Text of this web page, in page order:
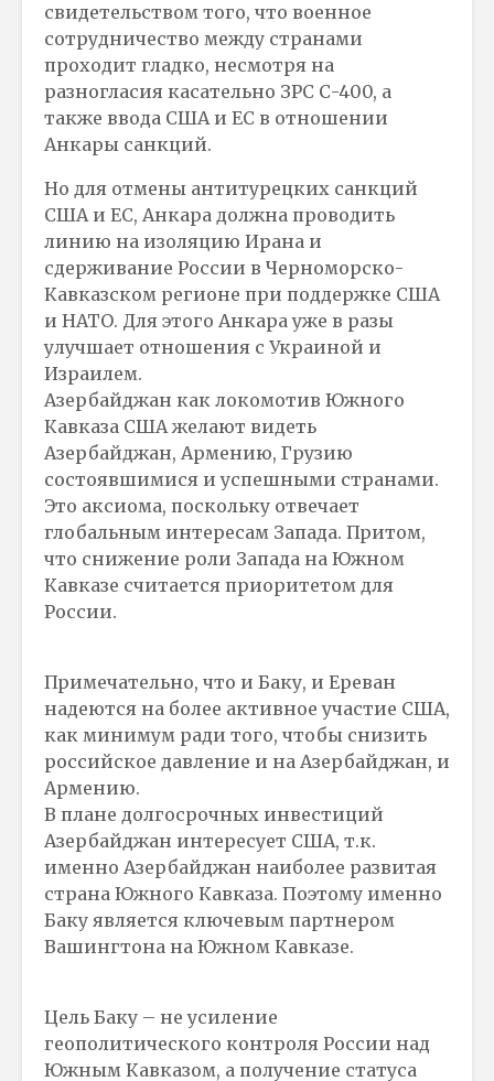
свидетельством того, что военное
сотрудничество между странами
проходит гладко, несмотря на
разногласия касательно ЗРС С-400, а
также ввода США и ЕС в отношении
Анкары санкций.
Но для отмены антитурецких санкций
США и ЕС, Анкара должна проводить
линию на изоляцию Ирана и
сдерживание России в Черноморско-
Кавказском регионе при поддержке США
и НАТО. Для этого Анкара уже в разы
улучшает отношения с Украиной и
Израилем.
Азербайджан как локомотив Южного
Кавказа США желают видеть
Азербайджан, Армению, Грузию
состоявшимися и успешными странами.
Это аксиома, поскольку отвечает
глобальным интересам Запада. Притом,
что снижение роли Запада на Южном
Кавказе считается приоритетом для
России.
Примечательно, что и Баку, и Ереван
надеются на более активное участие США,
как минимум ради того, чтобы снизить
российское давление и на Азербайджан, и
Армению.
В плане долгосрочных инвестиций
Азербайджан интересует США, т.к.
именно Азербайджан наиболее развитая
страна Южного Кавказа. Поэтому именно
Баку является ключевым партнером
Вашингтона на Южном Кавказе.
Цель Баку – не усиление
геополитического контроля России над
Южным Кавказом, а получение статуса